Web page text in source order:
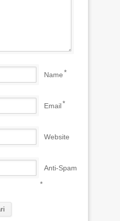
Name*
Email*
Website
Anti-Spam
*